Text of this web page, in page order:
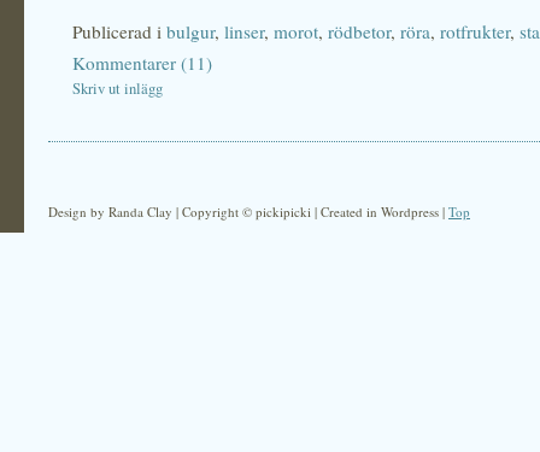
Publicerad i bulgur, linser, morot, rödbetor, röra, rotfrukter,
Kommentarer (11)
Skriv ut inlägg
Design by Randa Clay | Copyright © pickipicki | Created in Wordpress | Top